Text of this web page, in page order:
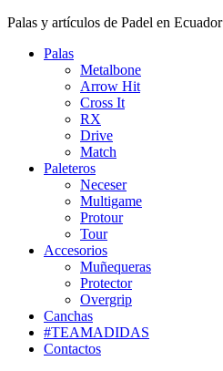
Palas y artículos de Padel en Ecuador
Palas
Metalbone
Arrow Hit
Cross It
RX
Drive
Match
Paleteros
Neceser
Multigame
Protour
Tour
Accesorios
Muñequeras
Protector
Overgrip
Canchas
#TEAMADIDAS
Contactos